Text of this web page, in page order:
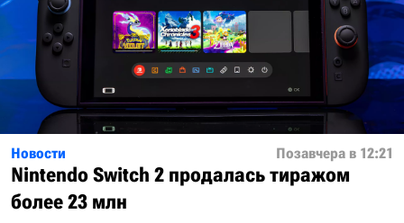
Новости Позавчера в 12:21
Nintendo Switch 2 продалась тиражом
более 23 млн